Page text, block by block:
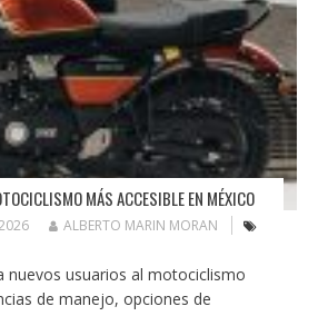
MÁS ACCESIBLE EN MÉXICO
ALBERTO MARIN MORAN
nuevos usuarios al motociclismo
de manejo, opciones de